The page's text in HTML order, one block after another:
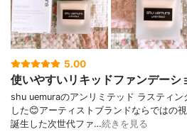
5.00
使いやすいリキッドファンデーシ
shu uemuraのアンリミテッド ラスティン
した😊アーティストブランドならではの
誕生した次世代ファ…続きを見る